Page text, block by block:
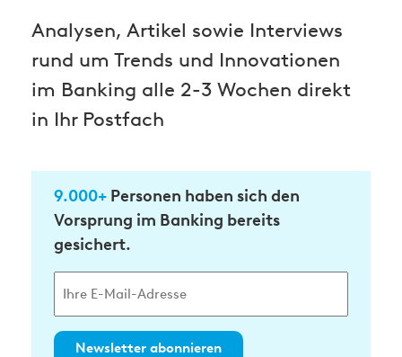
Analysen, Artikel sowie Interviews
rund um Trends und Innovationen
im Banking alle 2-3 Wochen direkt
in Ihr Postfach
9.000+ Personen haben sich den
Vorsprung im Banking bereits
gesichert.
Newsletter abonnieren